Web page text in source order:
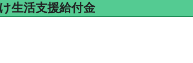
生活支援給付金